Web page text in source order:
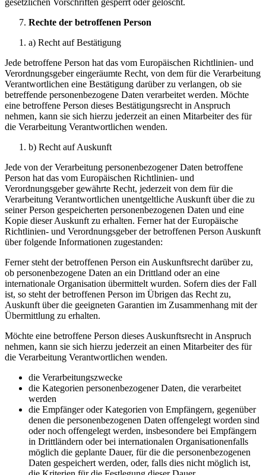
gesetzlichen Vorschriften gesperrt oder gelöscht.
Rechte der betroffenen Person
a) Recht auf Bestätigung
Jede betroffene Person hat das vom Europäischen Richtlinien- und
Verordnungsgeber eingeräumte Recht, von dem für die Verarbeitung
Verantwortlichen eine Bestätigung darüber zu verlangen, ob sie
betreffende personenbezogene Daten verarbeitet werden. Möchte
eine betroffene Person dieses Bestätigungsrecht in Anspruch
nehmen, kann sie sich hierzu jederzeit an einen Mitarbeiter des für
die Verarbeitung Verantwortlichen wenden.
b) Recht auf Auskunft
Jede von der Verarbeitung personenbezogener Daten betroffene
Person hat das vom Europäischen Richtlinien- und
Verordnungsgeber gewährte Recht, jederzeit von dem für die
Verarbeitung Verantwortlichen unentgeltliche Auskunft über die zu
seiner Person gespeicherten personenbezogenen Daten und eine
Kopie dieser Auskunft zu erhalten. Ferner hat der Europäische
Richtlinien- und Verordnungsgeber der betroffenen Person Auskunft
über folgende Informationen zugestanden:
Ferner steht der betroffenen Person ein Auskunftsrecht darüber zu,
ob personenbezogene Daten an ein Drittland oder an eine
internationale Organisation übermittelt wurden. Sofern dies der Fall
ist, so steht der betroffenen Person im Übrigen das Recht zu,
Auskunft über die geeigneten Garantien im Zusammenhang mit der
Übermittlung zu erhalten.
Möchte eine betroffene Person dieses Auskunftsrecht in Anspruch
nehmen, kann sie sich hierzu jederzeit an einen Mitarbeiter des für
die Verarbeitung Verantwortlichen wenden.
die Verarbeitungszwecke
die Kategorien personenbezogener Daten, die verarbeitet
werden
die Empfänger oder Kategorien von Empfängern, gegenüber
denen die personenbezogenen Daten offengelegt worden sind
oder noch offengelegt werden, insbesondere bei Empfängern
in Drittländern oder bei internationalen Organisationenfalls
möglich die geplante Dauer, für die die personenbezogenen
Daten gespeichert werden, oder, falls dies nicht möglich ist,